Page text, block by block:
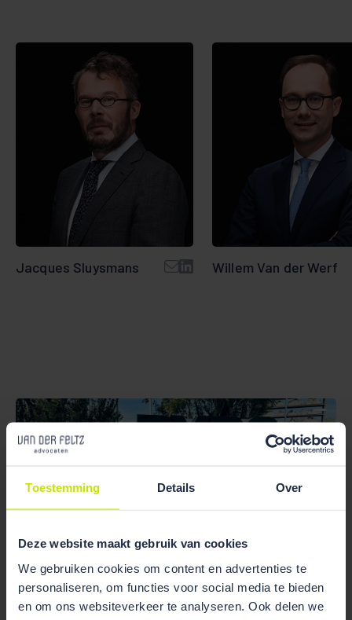
Toestemming Details Over
Deze website maakt gebruik van cookies
We gebruiken cookies om content en advertenties te
personaliseren, om functies voor social media te bieden
en om ons websiteverkeer te analyseren. Ook delen we
Jacques Sluysmans Willem Van der Werf
Nieuws07 Oct 2024